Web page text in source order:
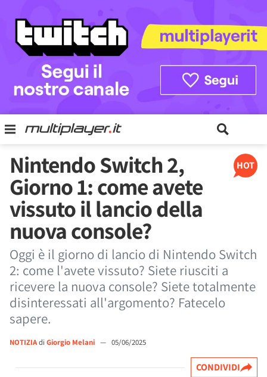
HOT
Nintendo Switch 2,
Giorno 1: come avete
vissuto il lancio della
nuova console?
Oggi è il giorno di lancio di Nintendo Switch
2: come l'avete vissuto? Siete riusciti a
ricevere la nuova console? Siete totalmente
disinteressati all'argomento? Fatecelo
sapere.
NOTIZIAdi Giorgio Melani — 05/06/2025
CONDIVIDI